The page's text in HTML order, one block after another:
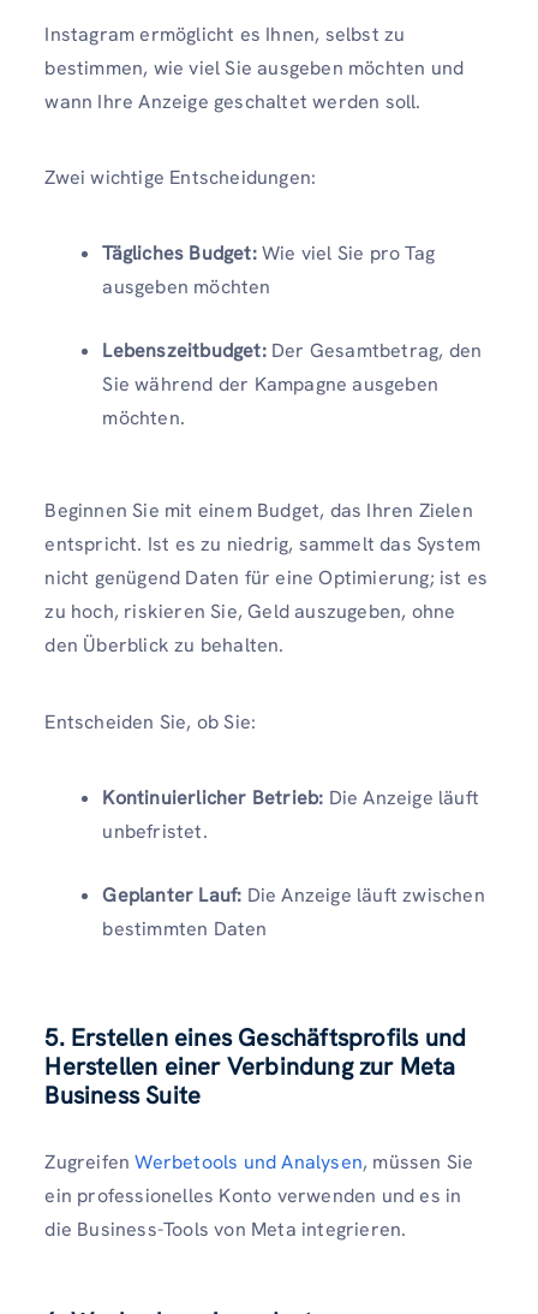
Instagram ermöglicht es Ihnen, selbst zu
bestimmen, wie viel Sie ausgeben möchten und
wann Ihre Anzeige geschaltet werden soll.
Zwei wichtige Entscheidungen:
Tägliches Budget:Wie viel Sie pro Tag
ausgeben möchten
Lebenszeitbudget:Der Gesamtbetrag, den
Sie während der Kampagne ausgeben
möchten.
Beginnen Sie mit einem Budget, das Ihren Zielen
entspricht. Ist es zu niedrig, sammelt das System
nicht genügend Daten für eine Optimierung; ist es
zu hoch, riskieren Sie, Geld auszugeben, ohne
den Überblick zu behalten.
Entscheiden Sie, ob Sie:
Kontinuierlicher Betrieb: Die Anzeige läuft
unbefristet.
Geplanter Lauf: Die Anzeige läuft zwischen
bestimmten Daten
5. Erstellen eines Geschäftsprofils und
Herstellen einer Verbindung zur Meta
Business Suite
ZugreifenWerbetools und Analysen, müssen Sie
ein professionelles Konto verwenden und es in
die Business-Tools von Meta integrieren.